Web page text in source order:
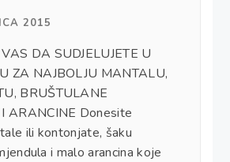
2015
DA SUDJELUJETE U
ZA NAJBOLJU MANTALU,
BRUŠTULANE
ARANCINE Donesite
ili kontonjate, šaku
i malo arancina koje